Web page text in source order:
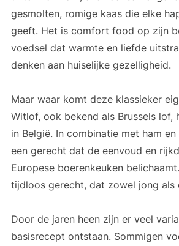
gesmolten, romige kaas die elke
geeft. Het is comfort food op zijn
voedsel dat warmte en liefde
denken aan huiselijke gezelligheid.
Maar waar komt deze klassieker
Witlof, ook bekend als Brussels lof,
in België. In combinatie met ham
een gerecht dat de eenvoud en
Europese boerenkeuken
tijdloos gerecht, dat zowel jong als
Door de jaren heen zijn er veel
basisrecept ontstaan. Sommigen